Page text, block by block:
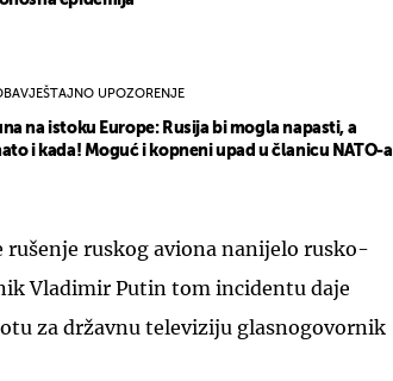
UPOZORENJE
na istoku Europe: Rusija bi mogla napasti, a
i kada! Moguć i kopneni upad u članicu NATO-a
ruskog aviona nanijelo rusko-
Vladimir Putin tom incidentu daje
za državnu televiziju glasnogovornik